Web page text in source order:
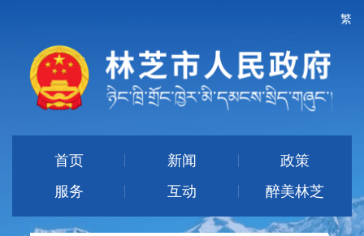
繁
首页 新闻
政策
服务
互动 醉美林芝